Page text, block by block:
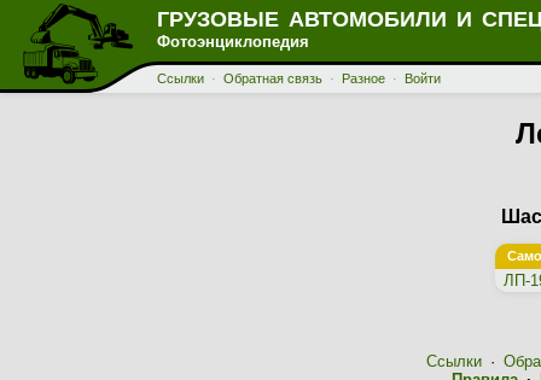
ГРУЗОВЫЕ АВТОМОБИЛИ И
Фотоэнциклопедия
Ссылки · Обратная связь · Разное · Войти
ЛП-
Ссылки·